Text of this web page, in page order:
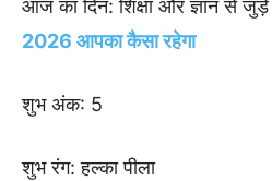
आज का दिन: शिक्षा और ज्ञान से
2026 आपका कैसा रहेगा
शुभ अंक: 5
शुभ रंग: हल्का पीला